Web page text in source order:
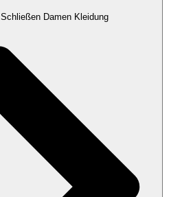
Schließen Damen Kleidung